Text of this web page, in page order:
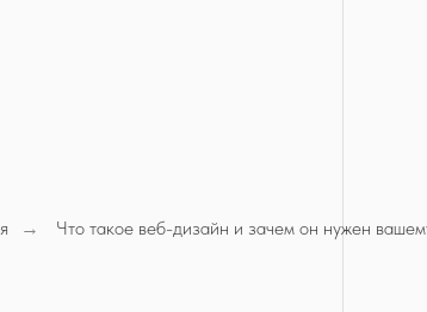
→ Что такое веб-дизайн и зачем он нужен